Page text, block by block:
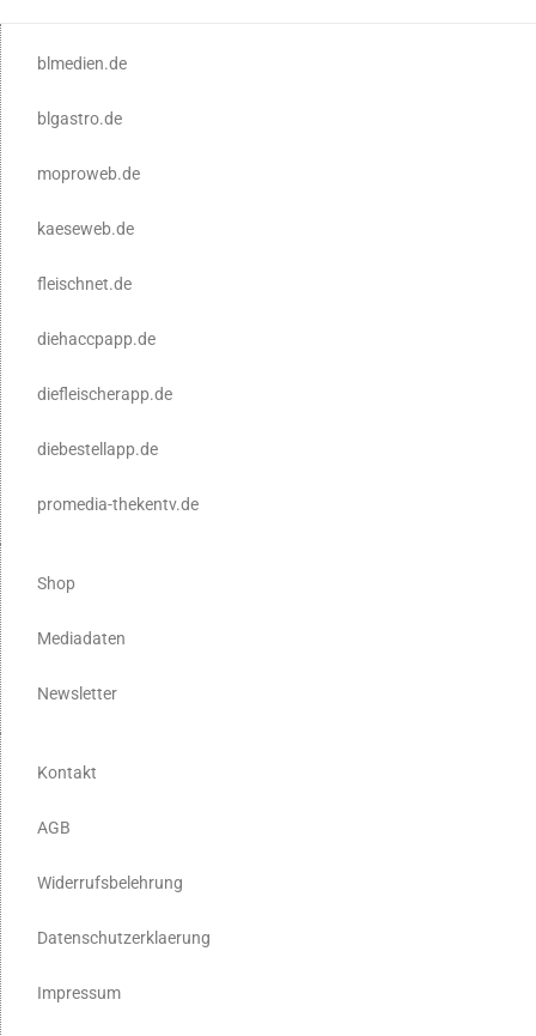
blmedien.de
blgastro.de
moproweb.de
kaeseweb.de
fleischnet.de
diehaccpapp.de
diefleischerapp.de
diebestellapp.de
promedia-thekentv.de
Shop
Mediadaten
Newsletter
Kontakt
AGB
Widerrufsbelehrung
Datenschutzerklaerung
Impressum